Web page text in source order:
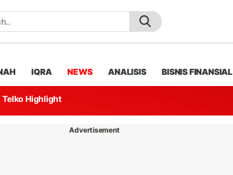
IQRA NEWS ANALISIS BISNIS FINANSIAL
Telko Highlight
Advertisement